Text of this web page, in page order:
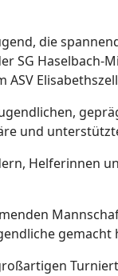
die
SG Haselbach-
ASV
und
Helferinnen
gemacht